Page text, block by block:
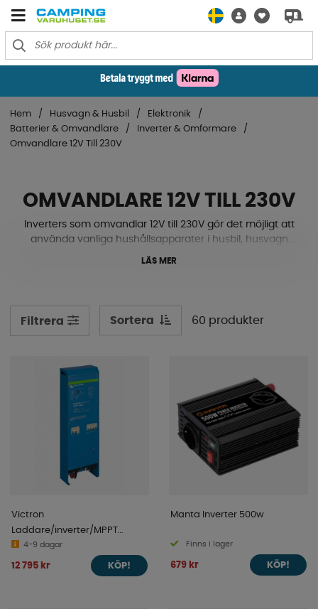
Hem Husvagn & Husbil
Elektronik
Batterier & Omvandlare
Inverter & Omformare
Omvandlare 12V Till 230V
OMVANDLARE 12V TILL 230V
Inverters som omvandlar 12V till 230V gör det möjligt att
använda vanliga hushållsapparater i husbil, husvagn
eller båt. Perfekt vid fricamping eller när eluttag saknas.
LÄS MER
Filtrera Sortera 60 produkter
Victron
Laddare/inverter/MPPT
EasySolar 12/1600/70-16 230V
100/50
4-9 dagar
12 795 kr KÖP!
Manta Inverter 500w
Finns i lager
679 kr KÖP!